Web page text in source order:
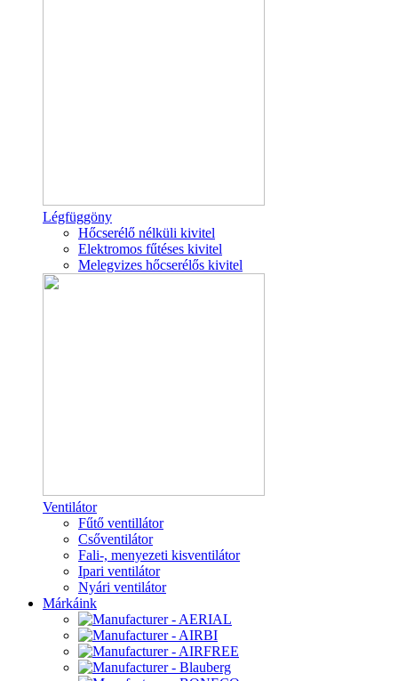
Légfüggöny
Hőcserélő nélküli kivitel
Elektromos fűtéses kivitel
Melegvizes hőcserélős kivitel
Ventilátor
Fűtő ventillátor
Csőventilátor
Fali-, menyezeti kisventilátor
Ipari ventilátor
Nyári ventilátor
Márkáink